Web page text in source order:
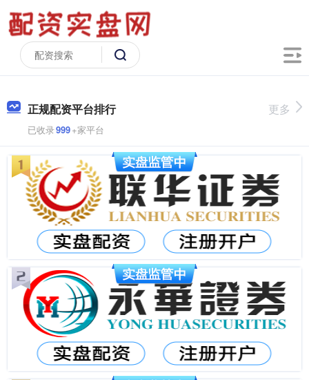
正规配资平台排行
已收录999+家平台
更多